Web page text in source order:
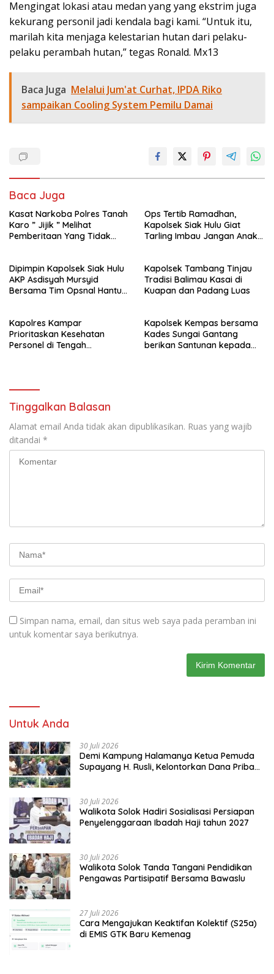
Mengingat lokasi atau medan yang yang ekstrim juga
kekurang personil jadi kendala bagi kami. “Untuk itu,
marilah kita menjaga kelestarian hutan dari pelaku-
pelaku perambah hutan,” tegas Ronald. Mx13
Baca Juga Melalui Jum'at Curhat, IPDA Riko
sampaikan Cooling System Pemilu Damai
Baca Juga
Kasat Narkoba Polres Tanah
Karo ” Jijik ” Melihat
Pemberitaan Yang Tidak
Ops Tertib Ramadhan,
Kapolsek Siak Hulu Giat
Tarling Imbau Jangan Anak
Dipimpin Kapolsek Siak Hulu
AKP Asdisyah Mursyid
Bersama Tim Opsnal Hantu
Pengeroyokan di Jalan Raya
Kubang Jaya
Kapolsek Tambang Tinjau
Tradisi Balimau Kasai di
Kuapan dan Padang Luas
Kapolres Kampar
Prioritaskan Kesehatan
Personel di Tengah
Kapolsek Kempas bersama
Kades Sungai Gantang
berikan Santunan kepada
Tinggalkan Balasan
Alamat email Anda tidak akan dipublikasikan. Ruas yang wajib
ditandai *
Simpan nama, email, dan situs web saya pada peramban ini
untuk komentar saya berikutnya.
Untuk Anda
30 Juli 2026
Demi Kampung Halamanya Ketua Pemuda
Supayang H. Rusli, Kelontorkan Dana Pribadi
30 Juli 2026
Walikota Solok Hadiri Sosialisasi Persiapan
Penyelenggaraan Ibadah Haji tahun 2027
30 Juli 2026
Walikota Solok Tanda Tangani Pendidikan
Pengawas Partisipatif Bersama Bawaslu
27 Juli 2026
Cara Mengajukan Keaktifan Kolektif (S25a)
di EMIS GTK Baru Kemenag